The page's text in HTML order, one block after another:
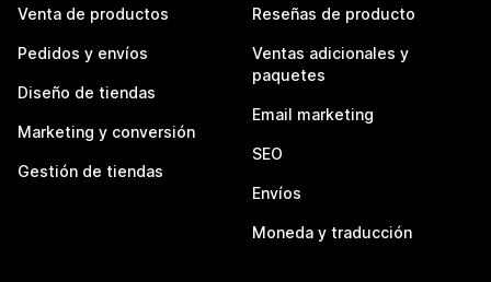
Venta de productos
Pedidos y envíos
Diseño de tiendas
Marketing y conversión
Gestión de tiendas
Reseñas de producto
Ventas adicionales y
paquetes
Email marketing
SEO
Envíos
Moneda y traducción